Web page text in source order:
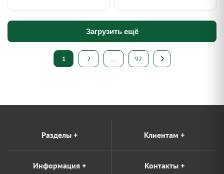
Загрузить ещё
Пагинация
1 2 … 92
Разделы + Клиентам +
Информация + Контакты+